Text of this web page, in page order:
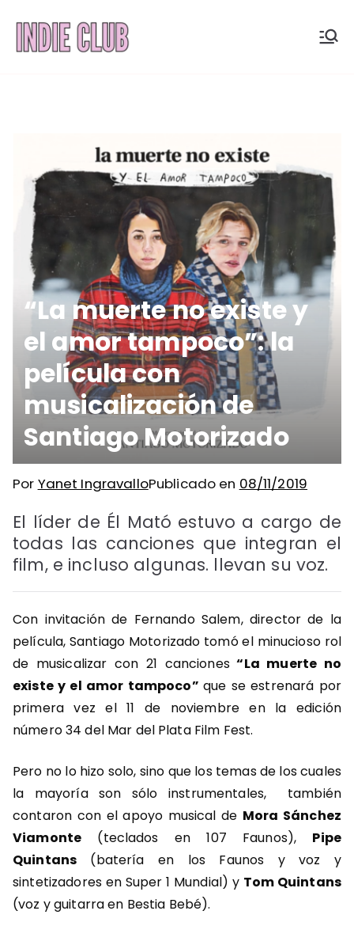
contenido
Noticias, entrevistas y
“La muerte no existe y
el amor tampoco”: la
película con
musicalización de
Santiago Motorizado
Por Yanet IngravalloPublicado en 08/11/2019
El líder de Él Mató estuvo a cargo de
todas las canciones que integran el
film, e incluso algunas. llevan su voz.
Con invitación de Fernando Salem, director de la
película, Santiago Motorizado tomó el minucioso rol
de musicalizar con 21 canciones“La muerte no
existe y el amor tampoco” que se estrenará por
primera vez el 11 de noviembre en la edición
número 34 del Mar del Plata Film Fest.
Pero no lo hizo solo, sino que los temas de los cuales
la mayoría son sólo instrumentales, también
contaron con el apoyo musical de Mora Sánchez
Viamonte (teclados en 107 Faunos), Pipe
Quintans (batería en los Faunos y voz y
sintetizadores en Super 1 Mundial) y Tom Quintans
(voz y guitarra en Bestia Bebé).